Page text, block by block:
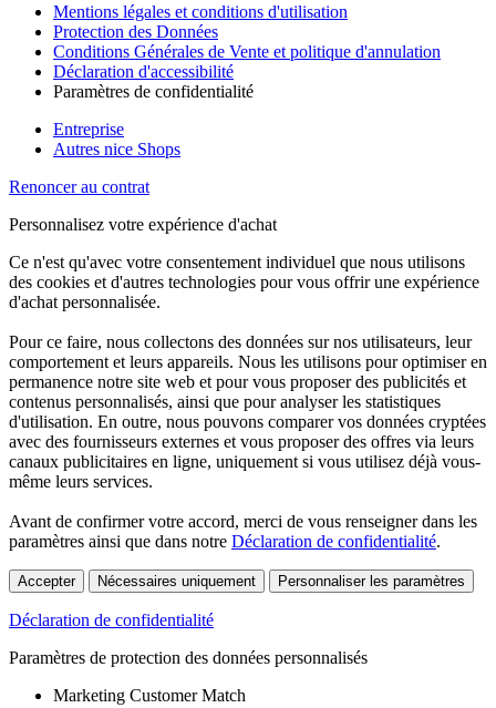
Mentions légales et conditions d'utilisation
Protection des Données
Conditions Générales de Vente et politique d'annulation
Déclaration d'accessibilité
Paramètres de confidentialité
Entreprise
Autres nice Shops
Renoncer au contrat
Personnalisez votre expérience d'achat
Ce n'est qu'avec votre consentement individuel que nous utilisons
des cookies et d'autres technologies pour vous offrir une expérience
d'achat personnalisée.
Pour ce faire, nous collectons des données sur nos utilisateurs, leur
comportement et leurs appareils. Nous les utilisons pour optimiser en
permanence notre site web et pour vous proposer des publicités et
contenus personnalisés, ainsi que pour analyser les statistiques
d'utilisation. En outre, nous pouvons comparer vos données cryptées
avec des fournisseurs externes et vous proposer des offres via leurs
canaux publicitaires en ligne, uniquement si vous utilisez déjà vous-
même leurs services.
Avant de confirmer votre accord, merci de vous renseigner dans les
paramètres ainsi que dans notre Déclaration de confidentialité.
Accepter Nécessaires uniquement Personnaliser les paramètres
Déclaration de confidentialité
Paramètres de protection des données personnalisés
Marketing Customer Match